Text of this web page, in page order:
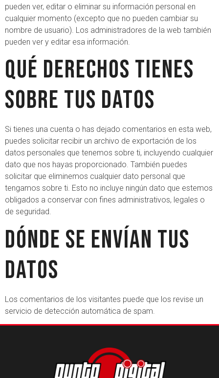
pueden ver, editar o eliminar su información personal en
cualquier momento (excepto que no pueden cambiar su
nombre de usuario). Los administradores de la web también
pueden ver y editar esa información.
Qué derechos tienes
sobre tus datos
Si tienes una cuenta o has dejado comentarios en esta web,
puedes solicitar recibir un archivo de exportación de los
datos personales que tenemos sobre ti, incluyendo cualquier
dato que nos hayas proporcionado. También puedes
solicitar que eliminemos cualquier dato personal que
tengamos sobre ti. Esto no incluye ningún dato que estemos
obligados a conservar con fines administrativos, legales o
de seguridad.
Dónde se envían tus
datos
Los comentarios de los visitantes puede que los revise un
servicio de detección automática de spam.